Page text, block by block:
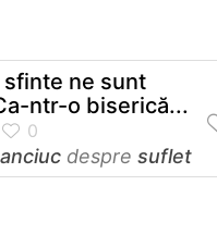
sfinte ne sunt
ntr-o biserică...
despre suflet